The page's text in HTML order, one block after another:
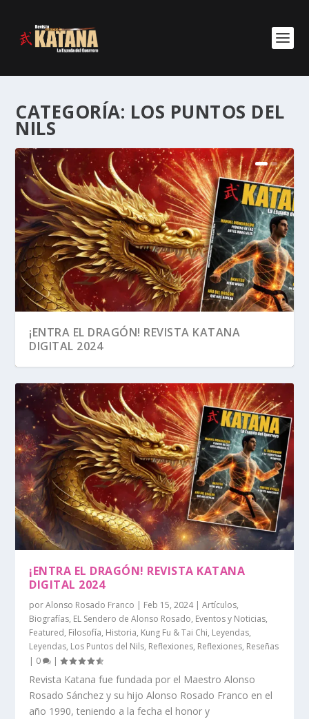
CATEGORÍA: LOS PUNTOS DEL
NILS
¡ENTRA EL DRAGÓN! REVISTA KATANA
DIGITAL 2024
COVID-19: INFORMACIÓN VITAL ¡COMPARTE!
¡ENTRA EL DRAGÓN! REVISTA KATANA
DIGITAL 2024
porAlonso Rosado Franco | Feb 15, 2024|Artículos,
Biografías, EL Sendero de Alonso Rosado, Eventos y Noticias,
Featured, Filosofía, Historia, Kung Fu & Tai Chi, Leyendas,
Leyendas, Los Puntos del Nils, Reflexiones, Reflexiones, Reseñas
| 0 |
Revista Katana fue fundada por el Maestro Alonso
Rosado Sánchez y su hijo Alonso Rosado Franco en el
año 1990, teniendo a la fecha el honor y